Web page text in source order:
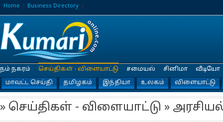
Home Business Directory
நம் நகரம்
செய்திகள் - விளையாட்டு
மாவட்ட செய்தி
தமிழகம் இந்தியா உலகம் விளையாட்டு
சமையல் சினிமா வீடியோ
» செய்திகள் - விளையாட்டு »